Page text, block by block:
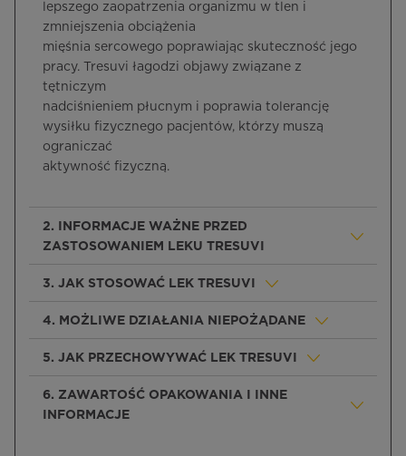
lepszego zaopatrzenia organizmu w tlen i
zmniejszenia obciążenia
mięśnia sercowego poprawiając skuteczność jego
pracy. Tresuvi łagodzi objawy związane z
tętniczym
nadciśnieniem płucnym i poprawia tolerancję
wysiłku fizycznego pacjentów, którzy muszą
ograniczać
aktywność fizyczną.
2. INFORMACJE WAŻNE PRZED
ZASTOSOWANIEM LEKU TRESUVI
3. JAK STOSOWAĆ LEK TRESUVI
4. MOŻLIWE DZIAŁANIA NIEPOŻĄDANE
5. JAK PRZECHOWYWAĆ LEK TRESUVI
6. ZAWARTOŚĆ OPAKOWANIA I INNE
INFORMACJE